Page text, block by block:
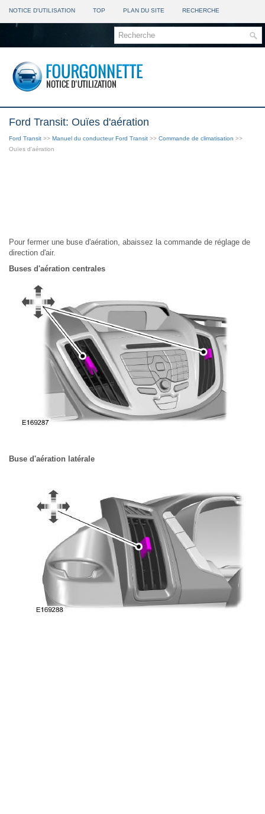
NOTICE D'UTILISATION TOP PLAN DU SITE RECHERCHE
Ford Transit: Ouïes d'aération
Ford Transit >> Manuel du conducteur Ford Transit >> Commande de climatisation >>
Ouïes d'aération
Pour fermer une buse d'aération, abaissez la commande de réglage de
direction d'air.
Buses d'aération centrales
Buse d'aération latérale